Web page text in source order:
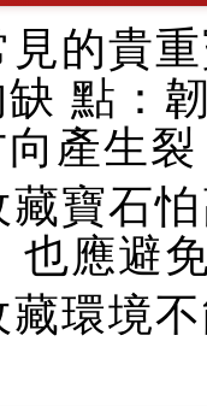
見的貴
點：
產生
寶石
也應避
環境